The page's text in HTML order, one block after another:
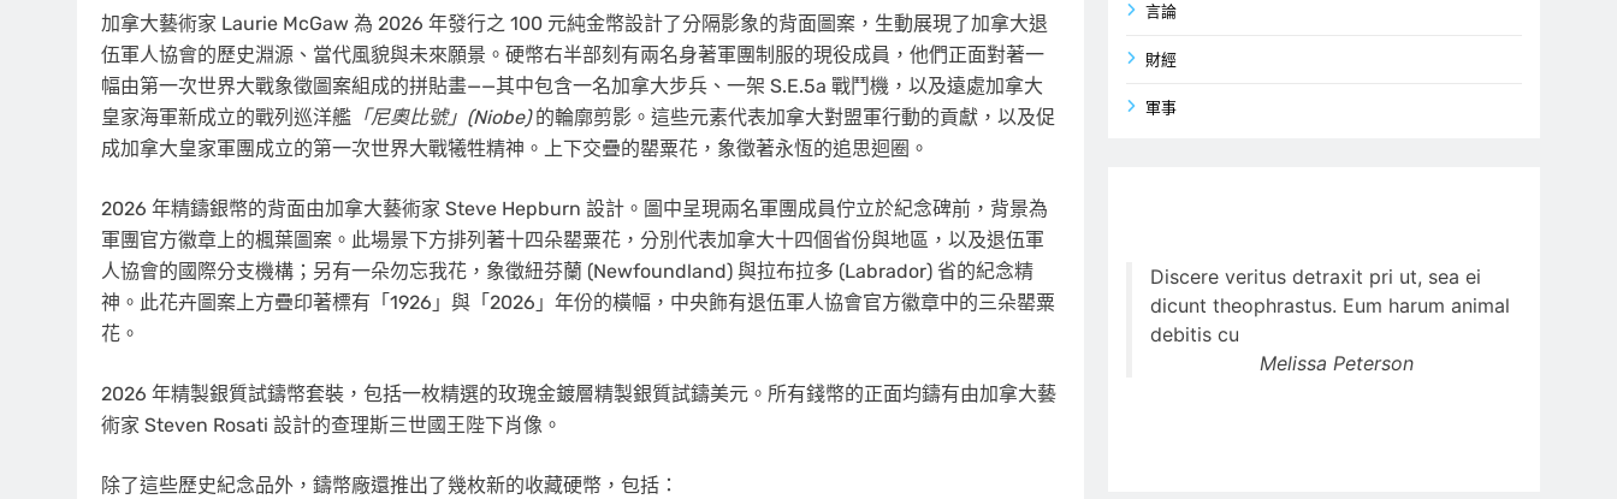
加拿大藝術家 Laurie McGaw 為 2026 年發行之 100 元純金幣設計了分隔影象的背面圖案，生動展現了加拿大退
伍軍人協會的歷史淵源、當代風貌與未來願景。硬幣右半部刻有兩名身著軍團制服的現役成員，他們正面對著一
幅由第一次世界大戰象徵圖案組成的拼貼畫——其中包含一名加拿大步兵、一架 S.E.5a 戰鬥機，以及遠處加拿大
皇家海軍新成立的戰列巡洋艦 「尼奧比號」(Niobe)的輪廓剪影。這些元素代表加拿大對盟軍行動的貢獻，以及促
成加拿大皇家軍團成立的第一次世界大戰犧牲精神。上下交疊的罌粟花，象徵著永恆的追思迴圈。
2026 年精鑄銀幣的背面由加拿大藝術家 Steve Hepburn 設計。圖中呈現兩名軍團成員佇立於紀念碑前，背景為
軍團官方徽章上的楓葉圖案。此場景下方排列著十四朵罌粟花，分別代表加拿大十四個省份與地區，以及退伍軍
人協會的國際分支機構；另有一朵勿忘我花，象徵紐芬蘭 (Newfoundland) 與拉布拉多 (Labrador) 省的紀念精
神。此花卉圖案上方疊印著標有「1926」與「2026」年份的橫幅，中央飾有退伍軍人協會官方徽章中的三朵罌粟
花。
2026 年精製銀質試鑄幣套裝，包括一枚精選的玫瑰金鍍層精製銀質試鑄美元。所有錢幣的正面均鑄有由加拿大藝
術家 Steven Rosati 設計的查理斯三世國王陛下肖像。
除了這些歷史紀念品外，鑄幣廠還推出了幾枚新的收藏硬幣，包括：
言論
財經
軍事
Discere veritus detraxit pri ut, sea ei
dicunt theophrastus. Eum harum animal
debitis cu
Melissa Peterson